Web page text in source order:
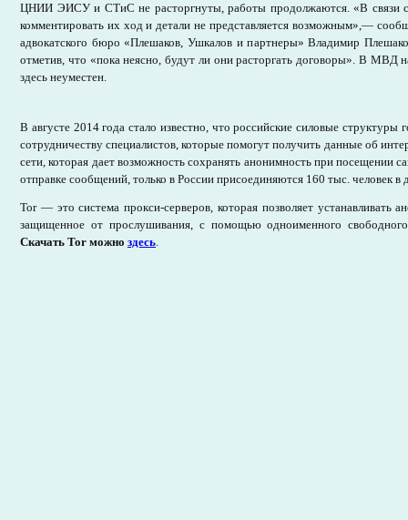
ЦНИИ ЭИСУ и СТиС не расторгнуты, работы продолжаются. «В связи с
комментировать их ход и детали не представляется возможным»,—
адвокатского бюро «Плешаков, Ушкалов и партнеры» Владимир
отметив, что «пока неясно, будут ли они расторгать договоры». В МВД
здесь неуместен.
В августе 2014 года стало известно, что российские силовые структуры
сотрудничеству специалистов, которые помогут получить данные об
сети, которая дает возможность сохранять анонимность при посещении
отправке сообщений, только в России присоединяются 160 тыс. человек в
Tor — это система прокси-серверов, которая позволяет устанавливать
защищенное от прослушивания, с помощью одноименного
Скачать Tor можно здесь.